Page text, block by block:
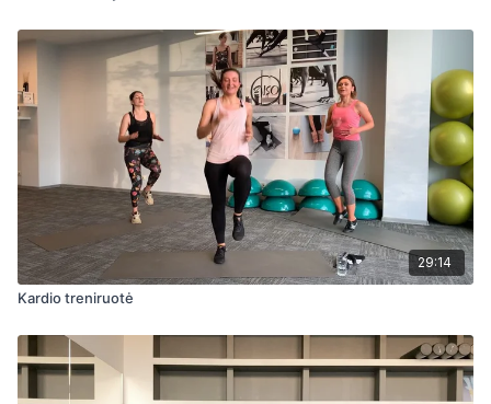
29:14
Kardio treniruotė